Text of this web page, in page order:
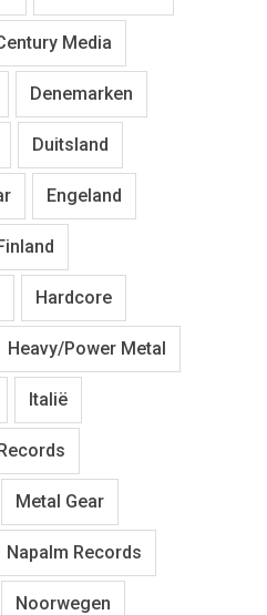
Media
Denemarken
Duitsland
Engeland
Hardcore
Heavy/Power Metal
Italië
Metal Gear
Napalm Records
Noorwegen